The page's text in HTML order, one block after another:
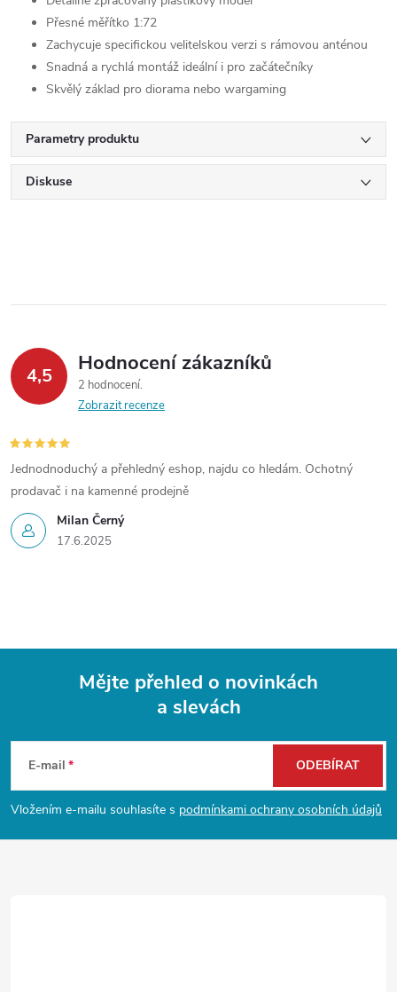
Přesné měřítko 1:72
Zachycuje specifickou velitelskou verzi s rámovou anténou
Snadná a rychlá montáž ideální i pro začátečníky
Skvělý základ pro diorama nebo wargaming
Parametry produktu
Diskuse
4,5 Hodnocení zákazníků
2 hodnocení
Zobrazit recenze
Milan Černý
17.6.2025
Jednodnoduchý a přehledný eshop, najdu co hledám. Ochotný
prodavač i na kamenné prodejně
p
a
Mějte přehled o novinkách
a slevách
E-mail
Vložením e-mailu souhlasíte s podmínkami ochrany osobních údajů
ODEBÍRAT